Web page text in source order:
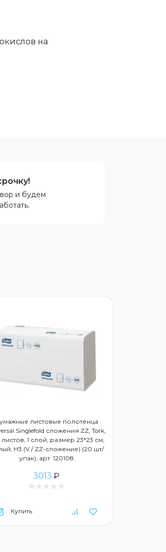
на
и будем
листовые полотенца
Singlefold сложения ZZ, Tork,
листов, 1 слой, размер 23*23 см,
Н3 (V / ZZ-сложение) (20 шт/
упак), арт. 120108
3013 ₽
Купить